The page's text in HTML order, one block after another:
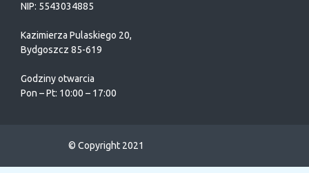
NIP: 5543034885
Kazimierza Pulaskiego 20,
Bydgoszcz 85-619
Godziny otwarcia
Pon – Pt: 10:00 – 17:00
© Copyright 2021